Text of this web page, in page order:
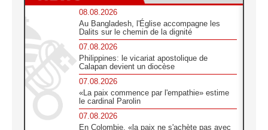
08.08.2026
Au Bangladesh, l'Église accompagne les
Dalits sur le chemin de la dignité
07.08.2026
Philippines: le vicariat apostolique de
Calapan devient un diocèse
07.08.2026
«La paix commence par l'empathie» estime
le cardinal Parolin
07.08.2026
En Colombie, «la paix ne s'achète pas avec